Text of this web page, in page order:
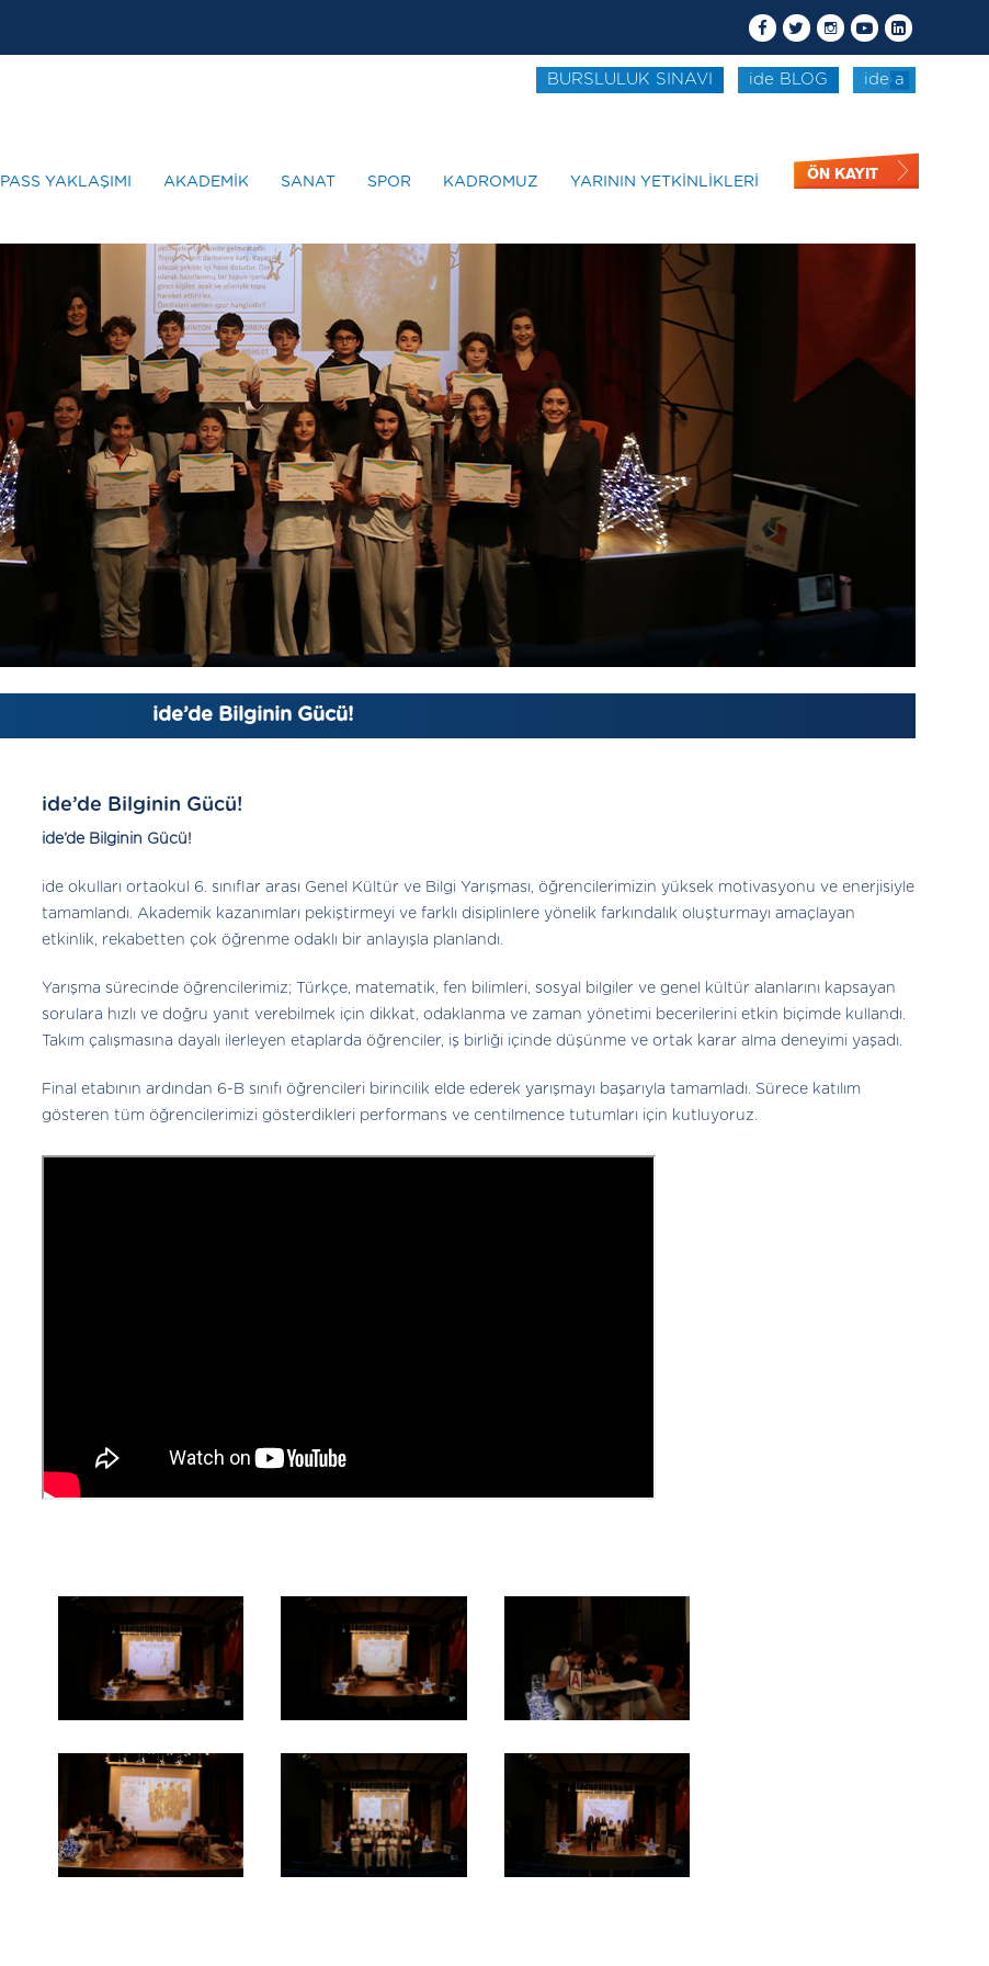
BURSLULUK SINAVI ide BLOG ide a
PASS YAKLAŞIMI AKADEMİK SANAT SPOR KADROMUZ YARININ YETKİNLİKLERİ ÖN KAYIT
ide’de Bilginin Gücü!
ide’de Bilginin Gücü!
ide’de Bilginin Gücü!
ide okulları ortaokul 6. sınıflar arası Genel Kültür ve Bilgi Yarışması, öğrencilerimizin yüksek motivasyonu ve enerjisiyle
tamamlandı. Akademik kazanımları pekiştirmeyi ve farklı disiplinlere yönelik farkındalık oluşturmayı amaçlayan
etkinlik, rekabetten çok öğrenme odaklı bir anlayışla planlandı.
Yarışma sürecinde öğrencilerimiz; Türkçe, matematik, fen bilimleri, sosyal bilgiler ve genel kültür alanlarını kapsayan
sorulara hızlı ve doğru yanıt verebilmek için dikkat, odaklanma ve zaman yönetimi becerilerini etkin biçimde kullandı.
Takım çalışmasına dayalı ilerleyen etaplarda öğrenciler, iş birliği içinde düşünme ve ortak karar alma deneyimi yaşadı.
Final etabının ardından 6-B sınıfı öğrencileri birincilik elde ederek yarışmayı başarıyla tamamladı. Sürece katılım
gösteren tüm öğrencilerimizi gösterdikleri performans ve centilmence tutumları için kutluyoruz.